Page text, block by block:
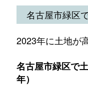
名古屋市緑区
2023年に土地が
名古屋市緑区で
年）